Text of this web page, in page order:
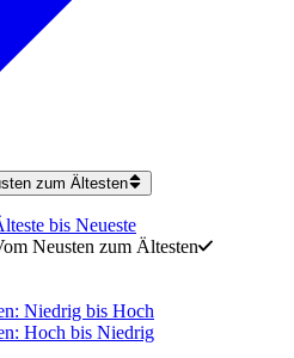
zum Ältesten
bis Neueste
Neusten zum Ältesten
Niedrig bis Hoch
Hoch bis Niedrig